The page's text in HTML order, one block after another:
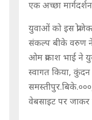
एक अच्छा
युवाओं को इस प्रोजेक्ट
संकल्प बीके वरुण ने
ओम प्रकाश भाई ने
स्वागत किया, कुंदन
वेबसाइट पर जाकर